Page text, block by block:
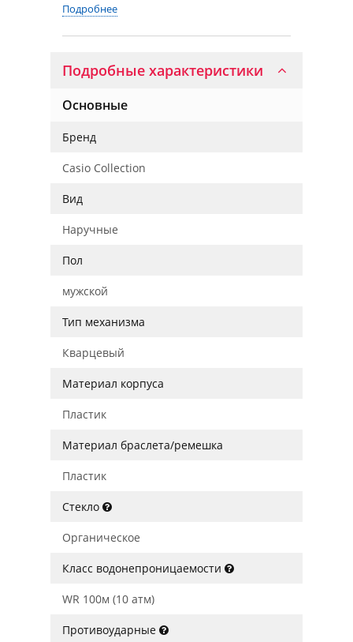
Подробнее
Подробные характеристики
Основные
Бренд
Casio Collection
Вид
Наручные
Пол
мужской
Тип механизма
Кварцевый
Материал корпуса
Пластик
Материал браслета/ремешка
Пластик
Стекло
Органическое
Класс водонепроницаемости
WR 100м (10 атм)
Противоударные